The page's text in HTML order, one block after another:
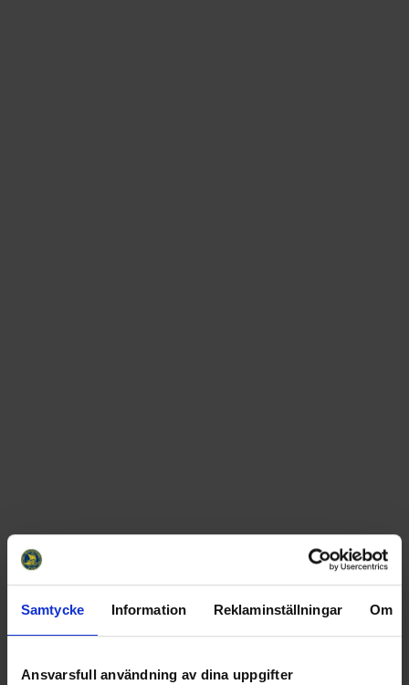
Samtycke Information Reklaminställningar Om
Ansvarsfull användning av dina uppgifter